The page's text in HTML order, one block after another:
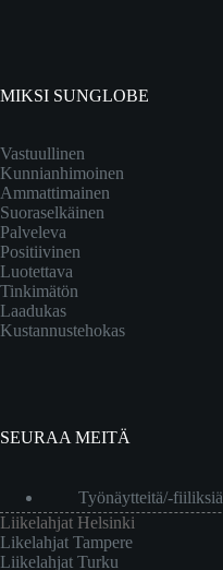
MIKSI SUNGLOBE
Vastuullinen
Kunnianhimoinen
Ammattimainen
Suoraselkäinen
Palveleva
Positiivinen
Luotettava
Tinkimätön
Laadukas
Kustannustehokas
SEURAA MEITÄ
Työnäytteitä/-fiiliksiä
Liikelahjat Helsinki
Likelahjat Tampere
Liikelahjat Turku